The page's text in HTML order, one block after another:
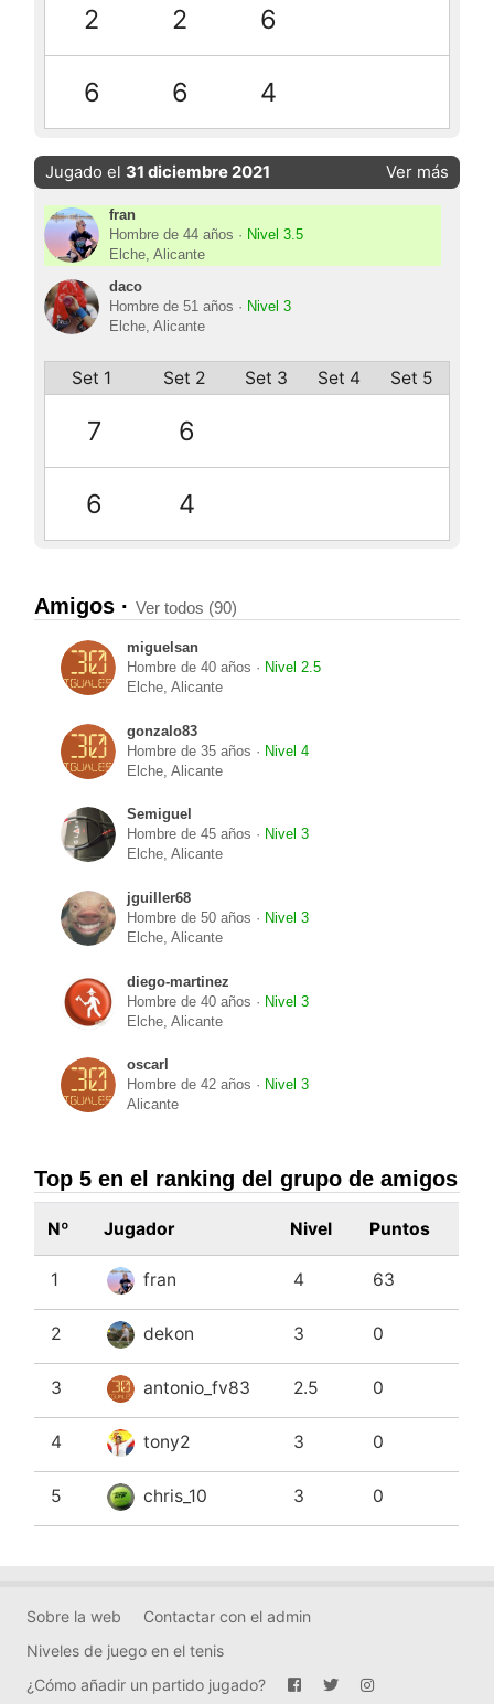
2 2 6
6 6 4
Jugado el 31 diciembre 2021 Ver más
fran
Hombre de 44 años · Nivel 3.5
Elche, Alicante
daco
Hombre de 51 años · Nivel 3
Elche, Alicante
Set 1 Set 2 Set 3 Set 4 Set 5
7 6
6 4
Amigos ·Ver todos (90)
miguelsan
Hombre de 40 años · Nivel 2.5
Elche, Alicante
gonzalo83
Hombre de 35 años · Nivel 4
Elche, Alicante
Semiguel
Hombre de 45 años · Nivel 3
Elche, Alicante
jguiller68
Hombre de 50 años · Nivel 3
Elche, Alicante
diego-martinez
Hombre de 40 años · Nivel 3
Elche, Alicante
oscarl
Hombre de 42 años · Nivel 3
Alicante
Top 5 en el ranking del grupo de amigos
Nº Jugador Nivel Puntos
1 fran 4 63
2 dekon 3 0
3 antonio_fv83 2.5 0
4 tony2 3 0
5 chris_10 3 0
Sobre la web
Contactar con el admin
Niveles de juego en el tenis
¿Cómo añadir un partido jugado?